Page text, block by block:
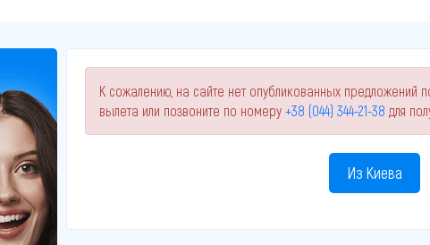
К сожалению, на сайте нет опубликованных предложений
вылета или позвоните по номеру +38 (044) 344-21-38 для
Из Киева